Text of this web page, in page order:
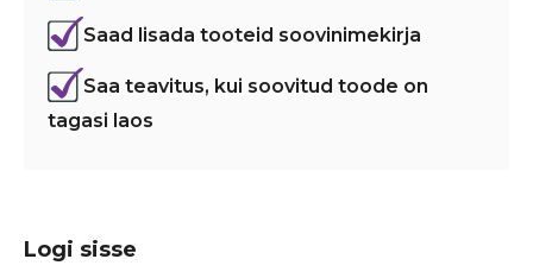
Saad lisada tooteid soovinimekirja
Saa teavitus, kui soovitud toode on
tagasi laos
Logi sisse